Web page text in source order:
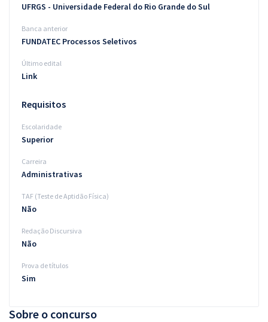
Sobre o concurso
UFRGS - Universidade Federal do Rio Grande do Sul
Banca anterior
FUNDATEC Processos Seletivos
Último edital
Link
Requisitos
Escolaridade
Superior
Carreira
Administrativas
TAF (Teste de Aptidão Física)
Não
Redação Discursiva
Não
Prova de títulos
Sim